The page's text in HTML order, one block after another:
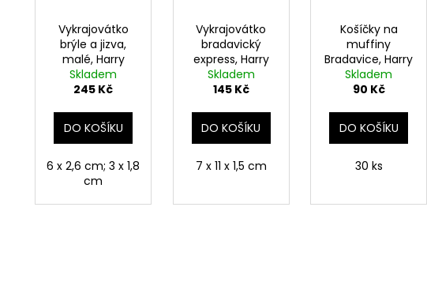
Vykrajovátko
brýle a jizva,
malé, Harry
Potter
Skladem
245 Kč
DO KOŠÍKU
6 x 2,6 cm; 3 x 1,8
cm
Vykrajovátko
bradavický
express, Harry
Potter
Skladem
145 Kč
DO KOŠÍKU
7 x 11 x 1,5 cm
Košíčky na
muffiny
Bradavice, Harry
Potter
Skladem
90 Kč
DO KOŠÍKU
30 ks